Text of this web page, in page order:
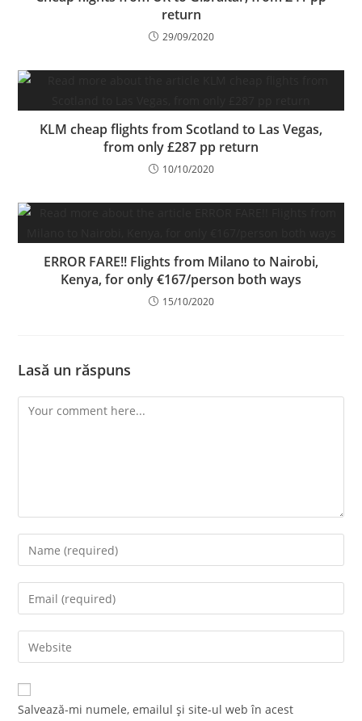
return
29/09/2020
KLM cheap flights from Scotland to Las Vegas,
from only £287 pp return
10/10/2020
ERROR FARE!! Flights from Milano to Nairobi,
Kenya, for only €167/person both ways
15/10/2020
Lasă un răspuns
Comment
Enter
your
name
comment
Enter
your
email
address
comment
Enter
your
website
URL
Salvează-mi numele, emailul și site-ul web în acest